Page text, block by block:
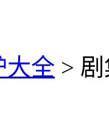
大全 >